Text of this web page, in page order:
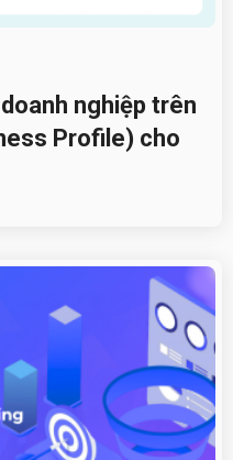
nghiệp trên
Profile) cho